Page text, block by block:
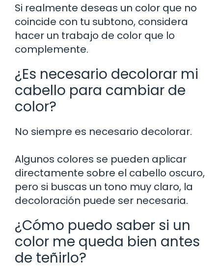
Si realmente deseas un color que no
coincide con tu subtono, considera
hacer un trabajo de color que lo
complemente.
¿Es necesario decolorar mi
cabello para cambiar de
color?
No siempre es necesario decolorar.
Algunos colores se pueden aplicar
directamente sobre el cabello oscuro,
pero si buscas un tono muy claro, la
decoloración puede ser necesaria.
¿Cómo puedo saber si un
color me queda bien antes
de teñirlo?